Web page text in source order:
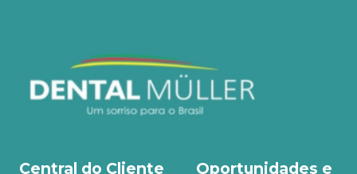
Central do Cliente
Oportunidades e